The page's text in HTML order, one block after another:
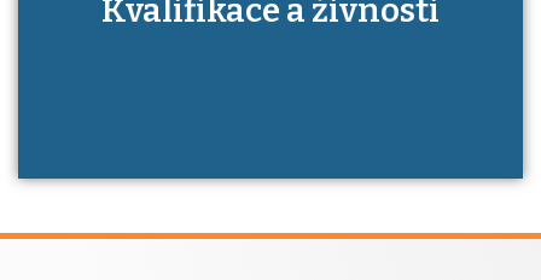
má získání autorizace?
Kvalifikace a živnosti